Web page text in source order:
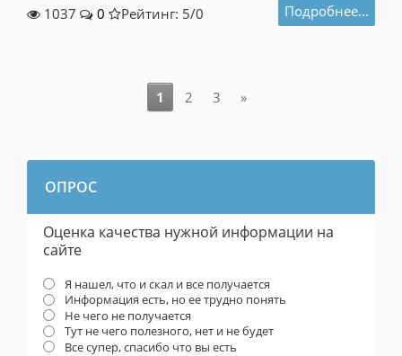
1037 0 Рейтинг: 5/0 Подробнее...
1 2 3 »
ОПРОС
Оценка качества нужной информации на
сайте
Я нашел, что и скал и все получается
Информация есть, но ее трудно понять
Не чего не получается
Тут не чего полезного, нет и не будет
Все супер, спасибо что вы есть